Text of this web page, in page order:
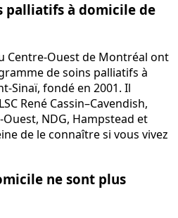
palliatifs à domicile de
Centre-Ouest de Montréal ont
de soins palliatifs à
Sinaï, fondé en 2001. Il
René Cassin–Cavendish,
NDG, Hampstead et
de le connaître si vous vivez
ne sont plus